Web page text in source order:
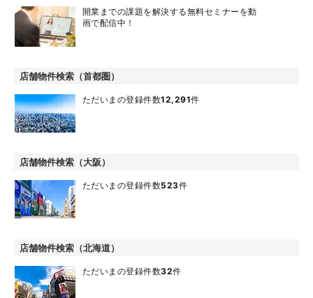
開業までの課題を解決する無料セミナーを動
画で配信中！
店舗物件検索（首都圏）
ただいまの登録件数12,291件
店舗物件検索（大阪）
ただいまの登録件数523件
店舗物件検索（北海道）
ただいまの登録件数32件